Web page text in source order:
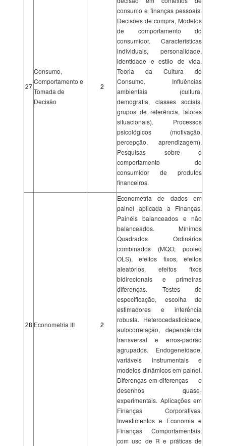
27
Consumo,
Comportamento e
Tomada de
Decisão
2
consumo e finanças pessoais.
Decisões de compra, Modelos
de comportamento do
consumidor. Características
individuais, personalidade,
identidade e estilo de vida.
Teoria da Cultura do
Consumo. Influências
ambientais (cultura,
demografia, classes sociais,
grupos de referência, fatores
situacionais). Processos
psicológicos (motivação,
percepção, aprendizagem).
Pesquisas sobre o
comportamento do
consumidor de produtos
financeiros.
28 Econometria III 2
Econometria de dados em
painel aplicada a Finanças.
Painéis balanceados e não
balanceados. Mínimos
Quadrados Ordinários
combinados (MQO; pooled
OLS), efeitos fixos, efeitos
aleatórios, efeitos fixos
bidirecionais e primeiras
diferenças. Testes de
especificação, escolha de
estimadores e inferência
robusta. Heterocedasticidade,
autocorrelação, dependência
transversal e erros-padrão
agrupados. Endogeneidade,
variáveis instrumentais e
modelos dinâmicos em painel.
Diferenças-em-diferenças e
desenhos quase-
experimentais. Aplicações em
Finanças Corporativas,
Investimentos e Economia e
Finanças Comportamentais,
com uso de R e práticas de